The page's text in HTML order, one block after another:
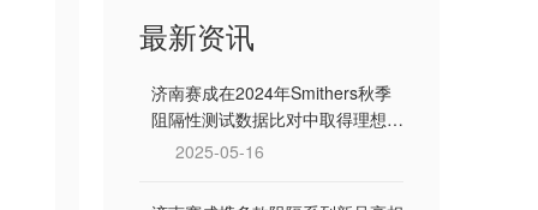
最新资讯
济南赛成在2024年Smithers秋季
阻隔性测试数据比对中取得理想成
2025-05-16